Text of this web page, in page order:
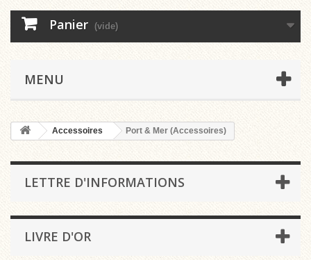
Panier (vide)
MENU
Accessoires Port & Mer (Accessoires)
LETTRE D'INFORMATIONS
LIVRE D'OR